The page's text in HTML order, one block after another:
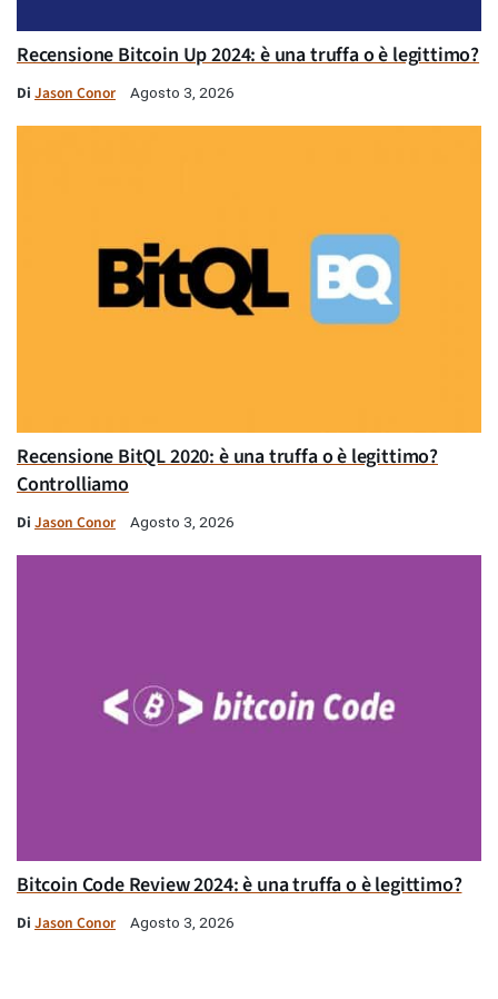
Recensione Bitcoin Up 2024: è una truffa o è legittimo?
Di Jason Conor Agosto 3, 2026
Recensione BitQL 2020: è una truffa o è legittimo?
Controlliamo
Di Jason Conor Agosto 3, 2026
Bitcoin Code Review 2024: è una truffa o è legittimo?
Di Jason Conor Agosto 3, 2026